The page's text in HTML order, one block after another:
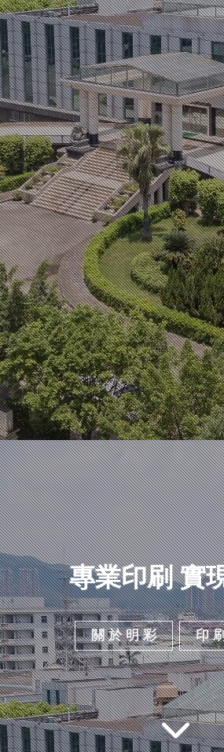
專業印刷 實
關 於 明 彩 印